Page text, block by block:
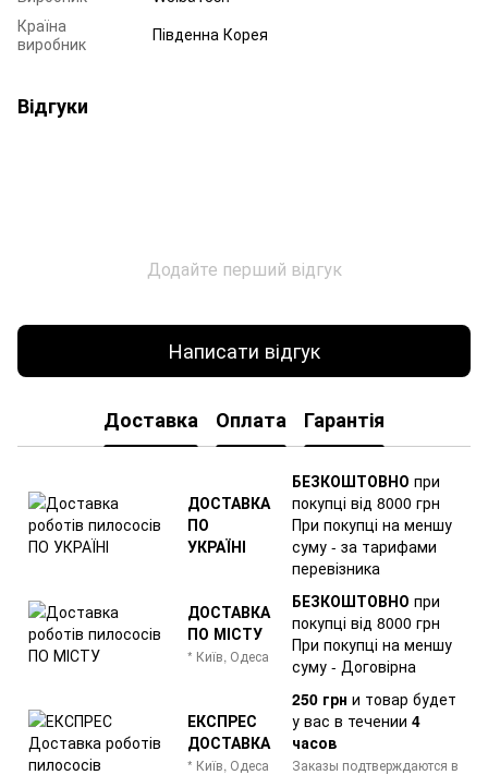
Країна
виробник
Південна Корея
Відгуки
Додайте перший відгук
Написати відгук
Доставка Оплата Гарантія
ДОСТАВКА
ПО
УКРАЇНІ
БЕЗКОШТОВНО при
покупці від 8000 грн
При покупці на меншу
суму - за тарифами
перевізника
ДОСТАВКА
ПО МІСТУ
* Київ, Одеса
БЕЗКОШТОВНО при
покупці від 8000 грн
При покупці на меншу
суму - Договірна
ЕКСПРЕС
ДОСТАВКА
* Київ, Одеса
250 грн и товар будет
у вас в течении 4
часов
Заказы подтверждаются в